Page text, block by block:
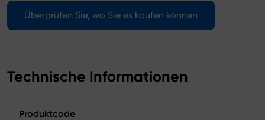
Überprüfen Sie, wo Sie es kaufen können
Technische Informationen
Produktcode